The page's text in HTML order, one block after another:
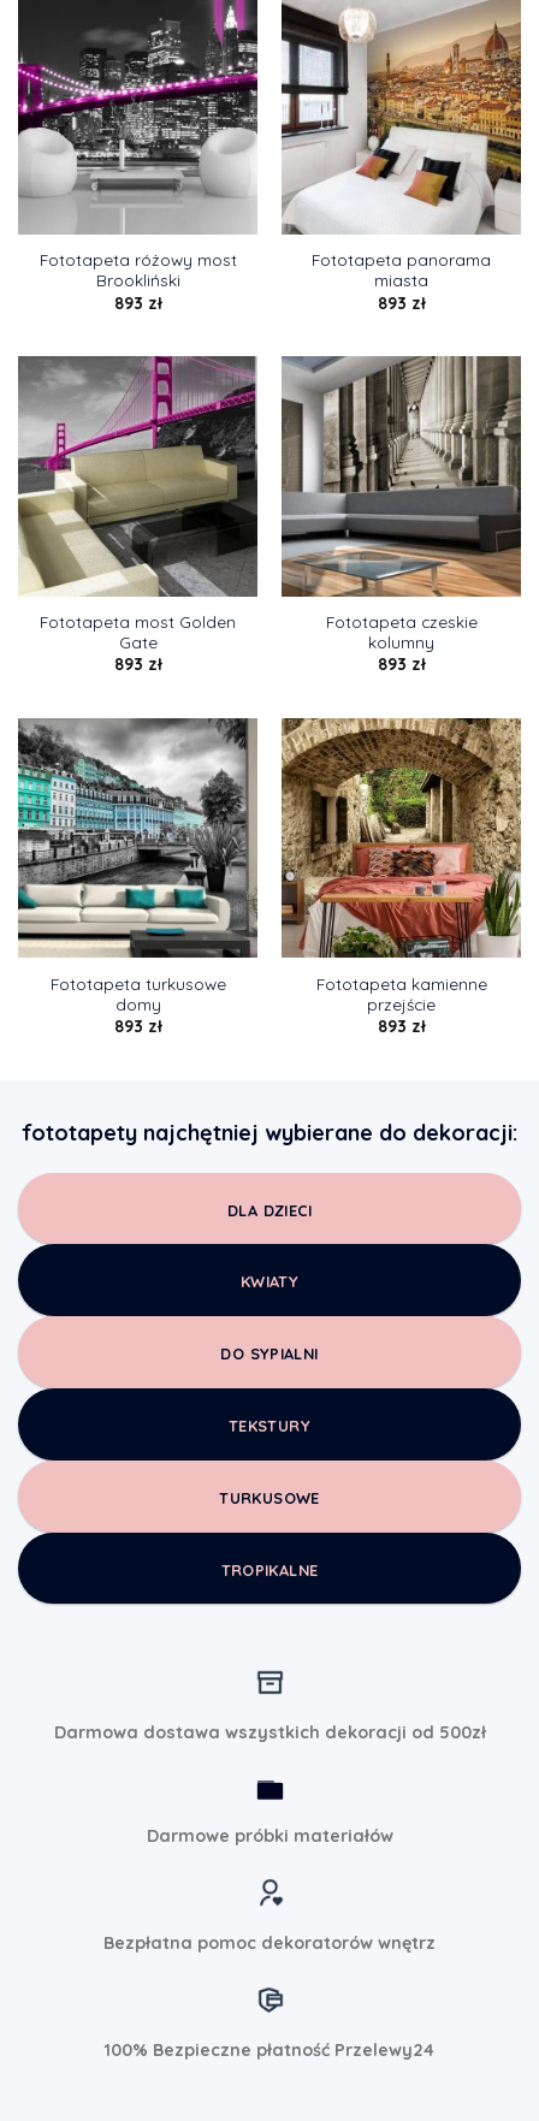
Fototapeta różowy most
Brookliński
893 zł
Fototapeta panorama
miasta
893 zł
Fototapeta most Golden
Gate
893 zł
Fototapeta czeskie
kolumny
893 zł
Fototapeta turkusowe
domy
893 zł
Fototapeta kamienne
przejście
893 zł
fototapety najchętniej wybierane do dekoracji:
DLA DZIECI
KWIATY
DO SYPIALNI
TEKSTURY
TURKUSOWE
TROPIKALNE
Darmowa dostawa wszystkich dekoracji od 500zł
Darmowe próbki materiałów
Bezpłatna pomoc dekoratorów wnętrz
100% Bezpieczne płatność Przelewy24